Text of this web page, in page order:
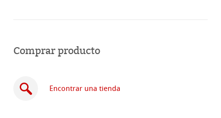
Comprar producto
Encontrar una tienda